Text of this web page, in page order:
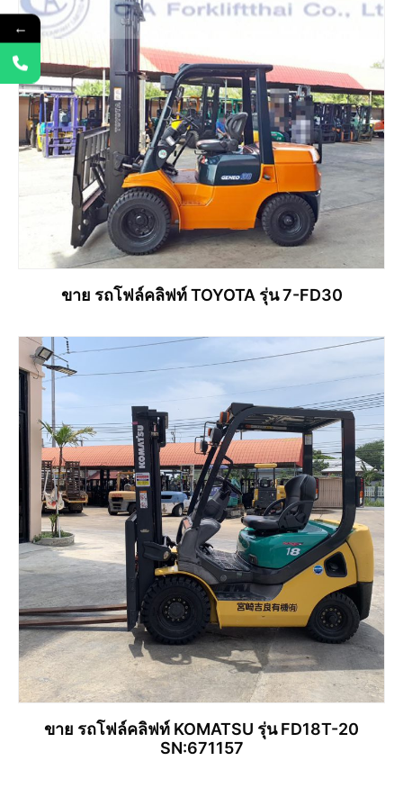
ขาย รถโฟล์คลิฟท์ TOYOTA รุ่น 7-FD30
อ่านเพิ่ม
ขาย รถโฟล์คลิฟท์ KOMATSU รุ่น FD18T-20
SN:671157
←